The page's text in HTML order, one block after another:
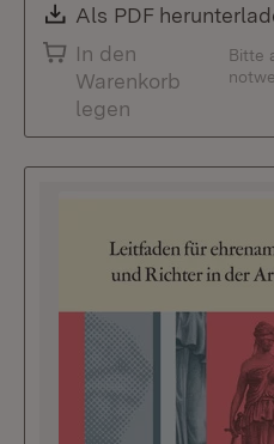
Download:
Als PDF
In den
Warenkorb
legen
Bitte